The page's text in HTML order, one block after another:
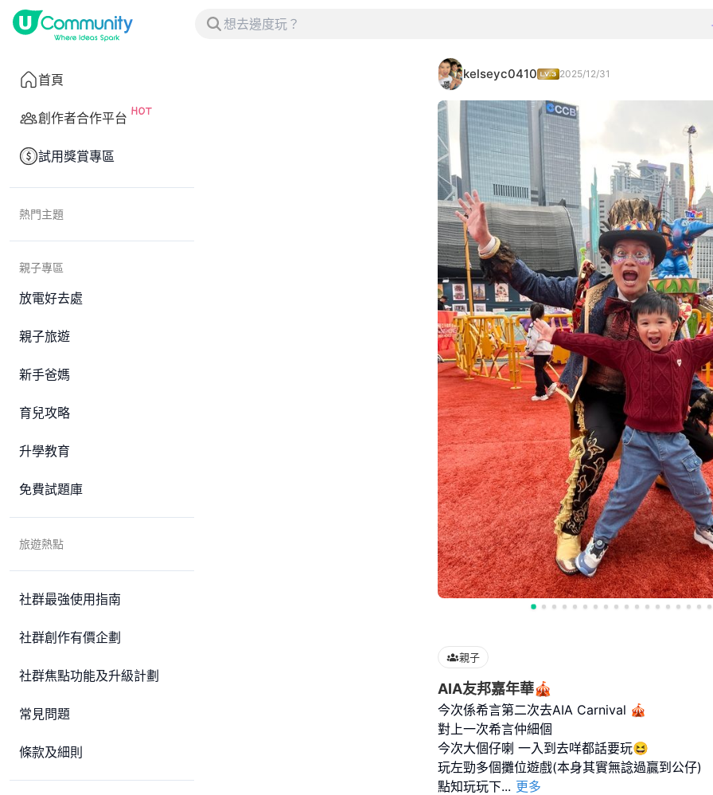
首頁
創作者合作平台
試用獎賞專區
熱門主題
親子專區
放電好去處
親子旅遊
新手爸媽
育兒攻略
升學教育
免費試題庫
旅遊熱點
社群最強使用指南
社群創作有價企劃
社群焦點功能及升級計劃
常見問題
條款及細則
kelseyc0410 2025/12/31
親子
AIA友邦嘉年華🎪
今次係希言第二次去AIA Carnival 🎪
對上一次希言仲細個
今次大個仔喇 一入到去咩都話要玩😆
玩左勁多個攤位遊戲(本身其實無諗過贏到公仔)
點知玩玩下... 更多